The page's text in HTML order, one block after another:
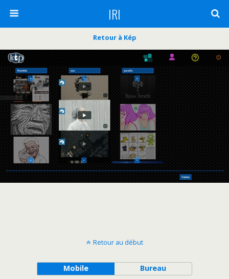
IRI
Retour à Kép
Retour au début
Mobile Bureau